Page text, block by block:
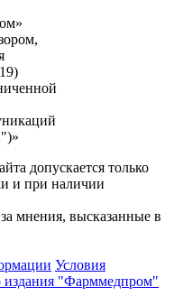
допускается только
и при наличии
мнения, высказанные в
Условия
издания "Фарммедпром"